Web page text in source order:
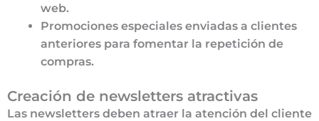
web.
Promociones especiales enviadas a clientes
anteriores para fomentar la repetición de
compras.
Creación de newsletters atractivas
Las newsletters deben atraer la atención del cliente